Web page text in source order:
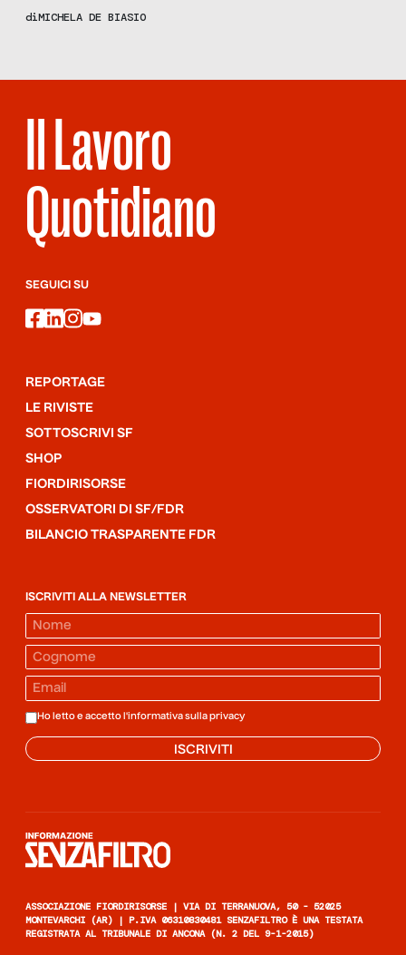
tavolo di confronto immediato”. E gli imprenditori lamentano
diMICHELA DE BIASIO
Il Lavoro
Quotidiano
SEGUICI SU
facebook
linkedin
instagram
youtube
REPORTAGE
LE RIVISTE
SOTTOSCRIVI SF
SHOP
FIORDIRISORSE
OSSERVATORI DI SF/FDR
BILANCIO TRASPARENTE FDR
ISCRIVITI ALLA NEWSLETTER
Ho letto e accetto l'informativa sulla privacy
ISCRIVITI
ASSOCIAZIONE FIORDIRISORSE | VIA DI TERRANUOVA, 50 - 52025
MONTEVARCHI (AR) | P.IVA 06310830481 SENZAFILTRO È UNA TESTATA
REGISTRATA AL TRIBUNALE DI ANCONA (N. 2 DEL 9-1-2015)